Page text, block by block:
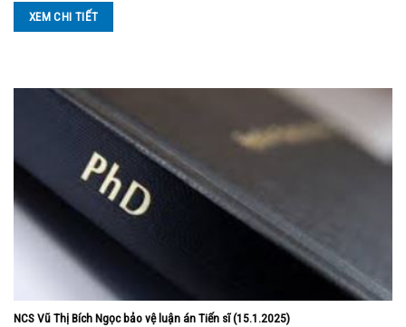
XEM CHI TIẾT
NCS Vũ Thị Bích Ngọc bảo vệ luận án Tiến sĩ (15.1.2025)